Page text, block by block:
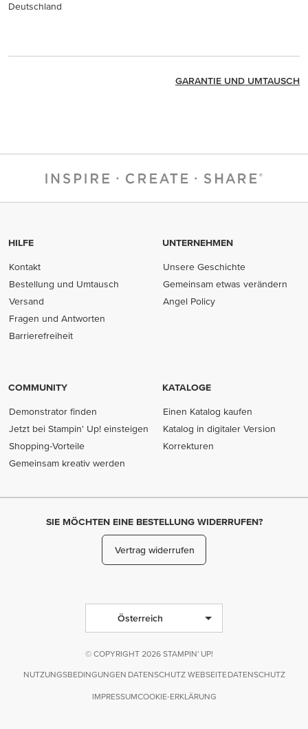
Deutschland
GARANTIE UND UMTAUSCH
HILFE
Kontakt
Bestellung und Umtausch
Versand
Fragen und Antworten
Barrierefreiheit
UNTERNEHMEN
Unsere Geschichte
Gemeinsam etwas verändern
Angel Policy
COMMUNITY
Demonstrator finden
Jetzt bei Stampin' Up! einsteigen
Shopping-Vorteile
Gemeinsam kreativ werden
KATALOGE
Einen Katalog kaufen
Katalog in digitaler Version
Korrekturen
SIE MÖCHTEN EINE BESTELLUNG WIDERRUFEN?
Vertrag widerrufen
Österreich
© COPYRIGHT 2026 STAMPIN' UP!
NUTZUNGSBEDINGUNGEN DATENSCHUTZ WEBSEITE DATENSCHUTZ
IMPRESSUMCOOKIE-ERKLÄRUNG